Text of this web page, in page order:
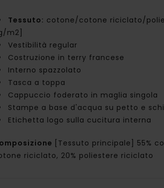
Tessuto: cotone/cotone riciclato/
m2]
Vestibilità regular
Costruzione in terry francese
Interno spazzolato
Tasca a toppa
Cappuccio foderato in maglia singola
Stampe a base d'acqua su petto e
Etichetta logo sulla cucitura interna
[Tessuto principale] 55%
riciclato, 20% poliestere riciclato